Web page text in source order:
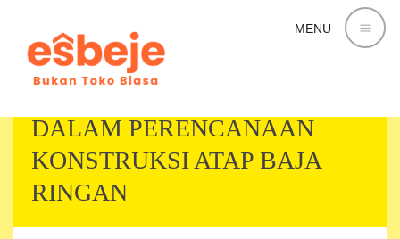
MENU
DALAM PERENCANAAN
KONSTRUKSI ATAP BAJA
RINGAN